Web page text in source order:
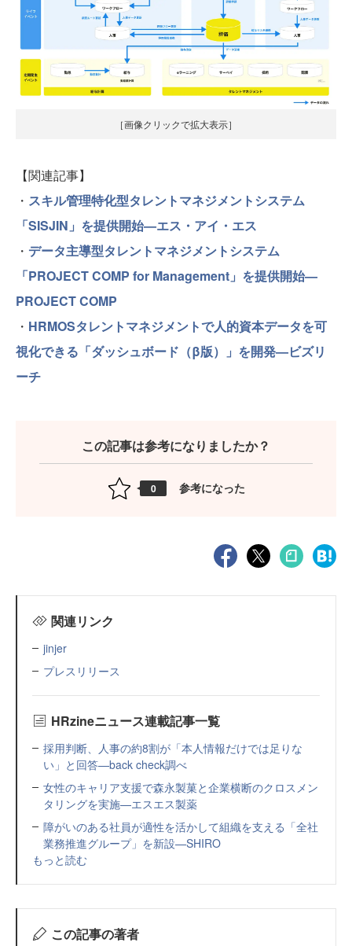
［画像クリックで拡大表示］
【関連記事】
・ スキル管理特化型タレントマネジメントシステム
「SISJIN」を提供開始—エス・アイ・エス
・ データ主導型タレントマネジメントシステム
「PROJECT COMP for Management」を提供開始—
PROJECT COMP
・ HRMOSタレントマネジメントで人的資本データを可
視化できる「ダッシュボード（β版）」を開発—ビズリ
ーチ
この記事は参考になりましたか？
0 参考になった
関連リンク
jinjer
プレスリリース
HRzineニュース連載記事一覧
採用判断、人事の約8割が「本人情報だけでは足りな
い」と回答—back check調べ
女性のキャリア支援で森永製菓と企業横断のクロスメン
タリングを実施—エスエス製薬
障がいのある社員が適性を活かして組織を支える「全社
業務推進グループ」を新設—SHIRO
もっと読む
この記事の著者